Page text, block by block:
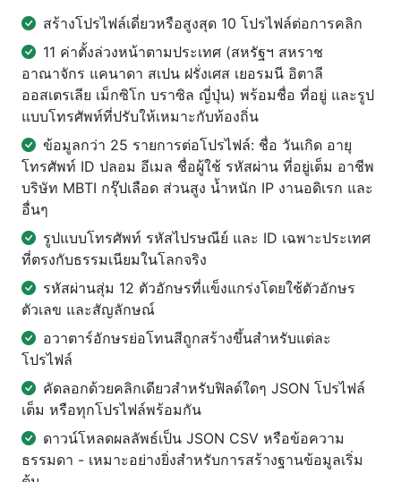
สร้างโปรไฟล์เดี่ยวหรือสูงสุด 10 โปรไฟล์ต่อการคลิก
11 ค่าตั้งล่วงหน้าตามประเทศ (สหรัฐฯ สหราช
อาณาจักร แคนาดา สเปน ฝรั่งเศส เยอรมนี อิตาลี
ออสเตรเลีย เม็กซิโก บราซิล ญี่ปุ่น) พร้อมชื่อ ที่อยู่ และรูป
แบบโทรศัพท์ที่ปรับให้เหมาะกับท้องถิ่น
ข้อมูลกว่า 25 รายการต่อโปรไฟล์: ชื่อ วันเกิด อายุ
โทรศัพท์ ID ปลอม อีเมล ชื่อผู้ใช้ รหัสผ่าน ที่อยู่เต็ม อาชีพ
บริษัท MBTI กรุ๊ปเลือด ส่วนสูง น้ำหนัก IP งานอดิเรก และ
อื่นๆ
รูปแบบโทรศัพท์ รหัสไปรษณีย์ และ ID เฉพาะประเทศ
ที่ตรงกับธรรมเนียมในโลกจริง
รหัสผ่านสุ่ม 12 ตัวอักษรที่แข็งแกร่งโดยใช้ตัวอักษร
ตัวเลข และสัญลักษณ์
อวาตาร์อักษรย่อโทนสีถูกสร้างขึ้นสำหรับแต่ละ
โปรไฟล์
คัดลอกด้วยคลิกเดียวสำหรับฟิลด์ใดๆ JSON โปรไฟล์
เต็ม หรือทุกโปรไฟล์พร้อมกัน
ดาวน์โหลดผลลัพธ์เป็น JSON CSV หรือข้อความ
ธรรมดา - เหมาะอย่างยิ่งสำหรับการสร้างฐานข้อมูลเริ่ม